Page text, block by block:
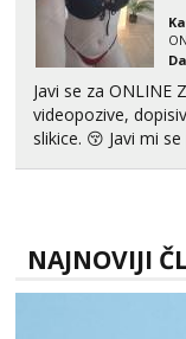
Tel:
Javi se za ONLINE
videopozive,
slikice. 😚 Javi mi se porukom na Whatsupp, Viber ili
NAJNOVIJI